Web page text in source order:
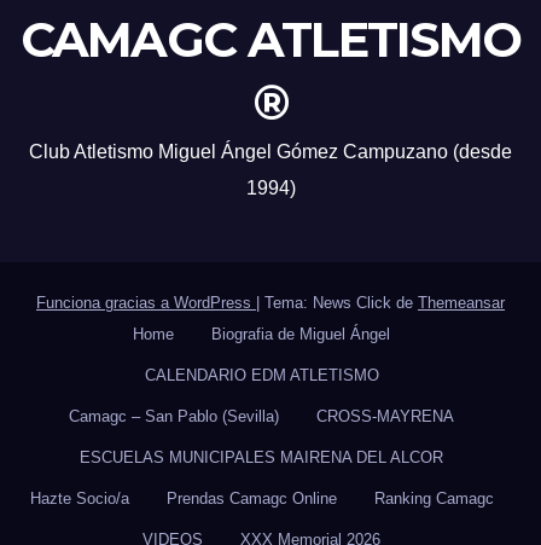
CAMAGC ATLETISMO
®
Club Atletismo Miguel Ángel Gómez Campuzano (desde
1994)
Funciona gracias a WordPress | Tema: News Click de Themeansar
Home
Biografia de Miguel Ángel
CALENDARIO EDM ATLETISMO
Camagc – San Pablo (Sevilla) CROSS-MAYRENA
ESCUELAS MUNICIPALES MAIRENA DEL ALCOR
Hazte Socio/a Prendas Camagc Online Ranking Camagc
VIDEOS XXX Memorial 2026